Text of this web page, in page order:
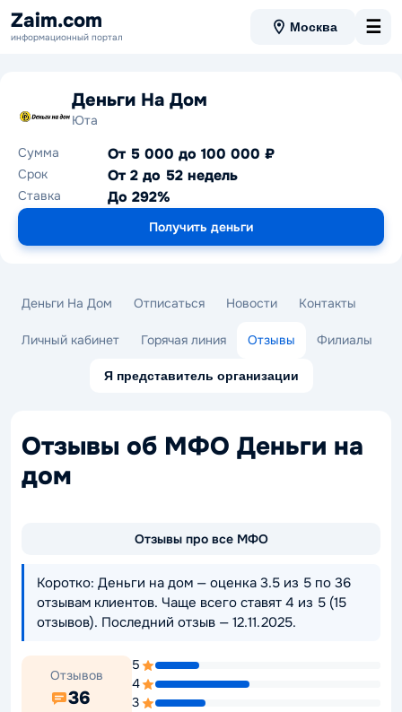
Zaim.com
информационный портал
Москва ☰
Деньги На Дом
Юта
Сумма
От 5 000 до 100 000 ₽
Срок От 2 до 52 недель
Ставка До 292%
Получить деньги
Деньги На Дом Отписаться Новости Контакты
Личный кабинет Горячая линия Отзывы Филиалы
Я представитель организации
Отзывы об МФО Деньги на
дом
Отзывы про все МФО
Коротко: Деньги на дом — оценка 3.5 из 5 по 36
отзывам клиентов. Чаще всего ставят 4 из 5 (15
отзывов). Последний отзыв — 12.11.2025.
Отзывов
36
5
4
3